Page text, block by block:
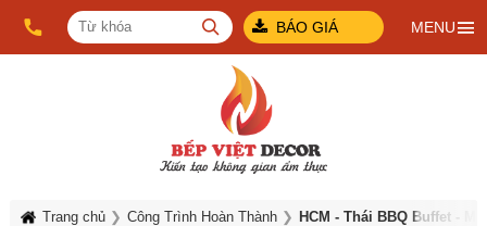
BÁO GIÁ MENU
Trang chủ Công Trình Hoàn Thành HCM - Thái BBQ Buffet -